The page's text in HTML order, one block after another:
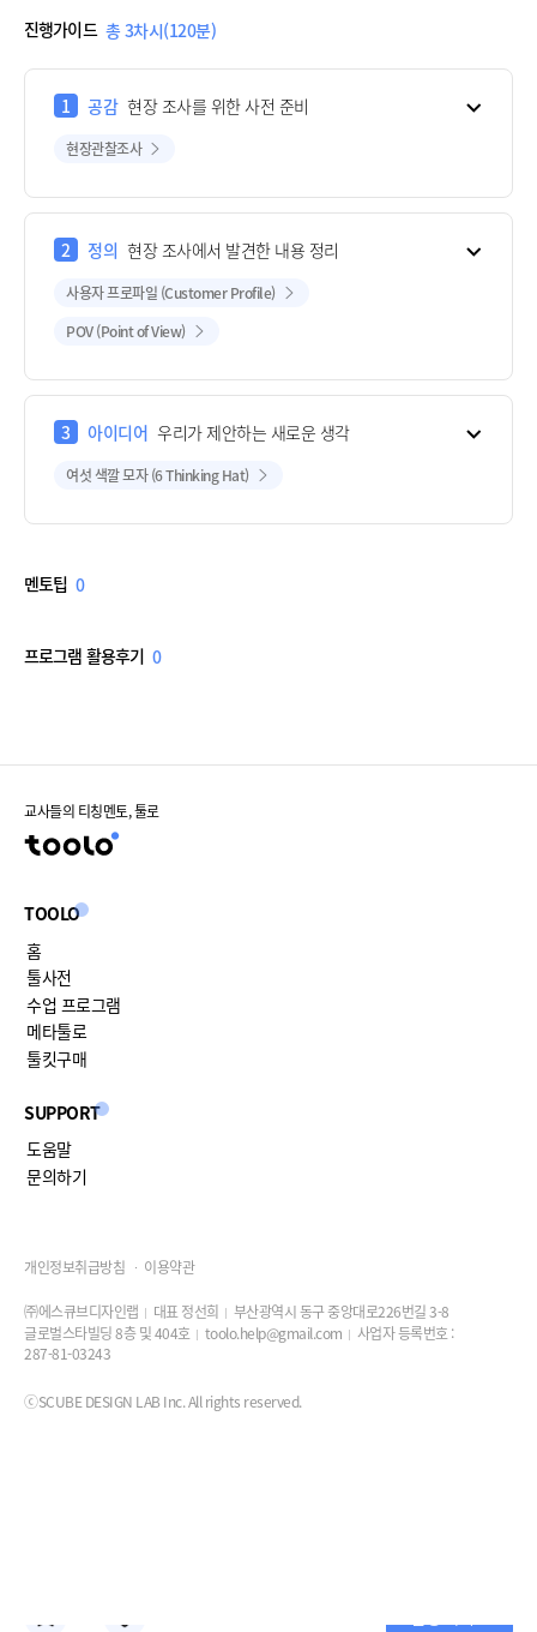
진행가이드 총 3차시(120분)
1 공감 현장 조사를 위한 사전 준비
현장관찰조사
2 정의 현장 조사에서 발견한 내용 정리
사용자 프로파일 (Customer Profile)
POV (Point of View)
3 아이디어 우리가 제안하는 새로운 생각
여섯 색깔 모자 (6 Thinking Hat)
멘토팁 0
프로그램 활용후기 0
교사들의 티칭멘토, 툴로
TOOLO
홈
툴사전
수업 프로그램
메타툴로
툴킷구매
SUPPORT
도움말
문의하기
개인정보취급방침 이용약관
㈜에스큐브디자인랩 대표 정선희
부산광역시 동구 중앙대로226번길 3-8
글로벌스타빌딩 8층 및 404호
toolo.help@gmail.com
사업자 등록번호 :
287-81-03243
ⓒSCUBE DESIGN LAB Inc. All rights reserved.